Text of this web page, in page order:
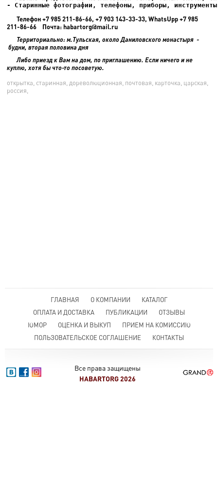
- Старинные фотографии, телефоны, приборы,
Телефон +7 985 211-86-66, +7 903 143-33-33, WhatsUpp +7 985
211-86-66 Почта: habartorg@mail.ru
Территориально: м.Тульская, около Даниловского монастыря -
будни, вторая половина дня
Либо приезд к Вам на дом, по приглашению. Если ничего и не
куплю, хотя бы что-то посоветую.
открытка, старинная, дореволюционная, почтовая, карточка, царская,
россия,
ГЛАВНАЯ О КОМПАНИИ
КАТАЛОГ
ОПЛАТА И ДОСТАВКА
ПУБЛИКАЦИИ
ОТЗЫВЫ
ЮМОР
ОЦЕНКА И ВЫКУП
ПРИЕМ НА КОМИССИЮ
ПОЛЬЗОВАТЕЛЬСКОЕ СОГЛАШЕНИЕ
КОНТАКТЫ
Все права защищены
HABARTORG 2026